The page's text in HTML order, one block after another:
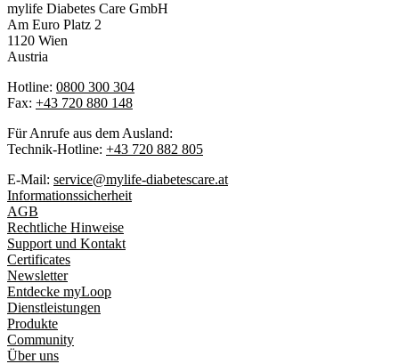
mylife Diabetes Care GmbH
Am Euro Platz 2
1120 Wien
Austria
Hotline: 0800 300 304
Fax: +43 720 880 148
Für Anrufe aus dem Ausland:
Technik-Hotline: +43 720 882 805
E-Mail: service@mylife-diabetescare.at
Informationssicherheit
AGB
Rechtliche Hinweise
Support und Kontakt
Certificates
Newsletter
Entdecke myLoop
Dienstleistungen
Produkte
Community
Über uns